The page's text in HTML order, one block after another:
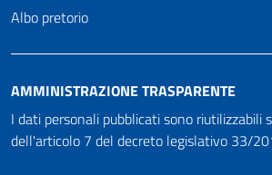
Albo pretorio
AMMINISTRAZIONE TRASPARENTE
I dati personali pubblicati sono riutilizzabili
dell'articolo 7 del decreto legislativo 33/